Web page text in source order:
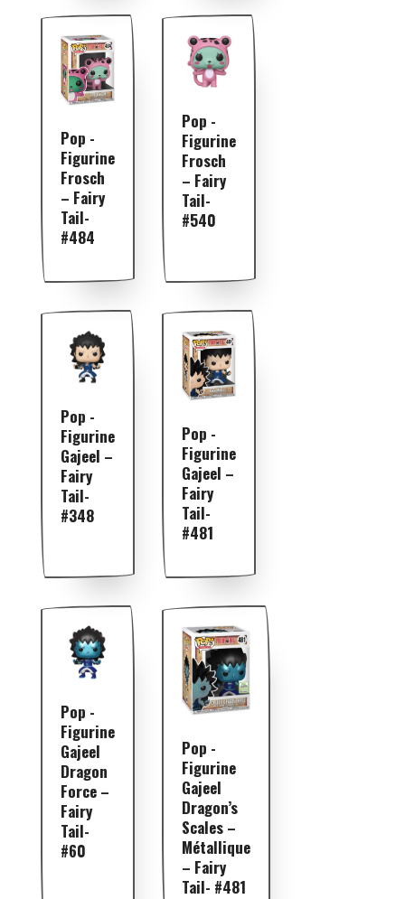
Pop -
Figurine
Frosch
– Fairy
Tail-
#484
Pop -
Figurine
Frosch
– Fairy
Tail-
#540
Pop -
Figurine
Gajeel –
Fairy
Tail-
#348
Pop -
Figurine
Gajeel –
Fairy
Tail-
#481
Pop -
Figurine
Gajeel
Dragon
Force –
Fairy
Tail-
#60
Pop -
Figurine
Gajeel
Dragon’s
Scales –
Métallique
– Fairy
Tail- #481